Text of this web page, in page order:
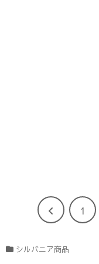
前
1
シルバニア商品